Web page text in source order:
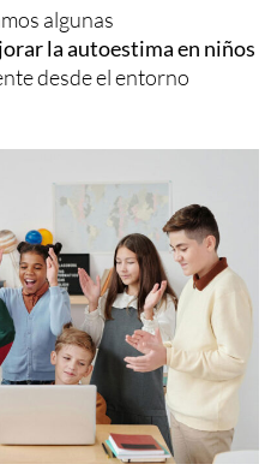
algunas
la autoestima en niños
desde el entorno